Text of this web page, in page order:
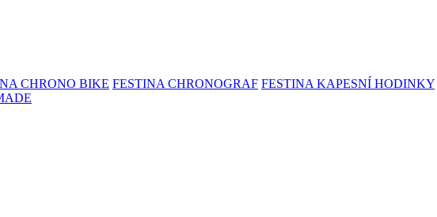
CHRONO BIKE FESTINA CHRONOGRAF FESTINA KAPESNÍ HODINKY